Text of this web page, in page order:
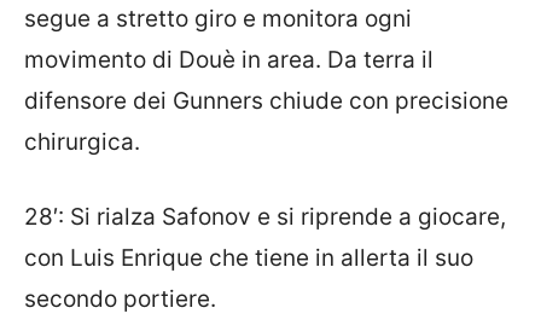
segue a stretto giro e monitora ogni
movimento di Douè in area. Da terra il
difensore dei Gunners chiude con precisione
chirurgica.
28′: Si rialza Safonov e si riprende a giocare,
con Luis Enrique che tiene in allerta il suo
secondo portiere.